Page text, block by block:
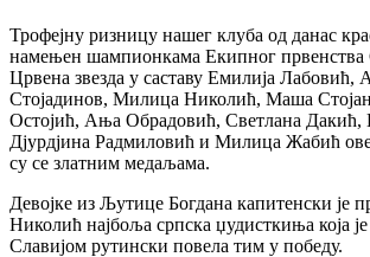
Трофејну ризницу нашег клуба од данас
намењен шампионкама Екипног првенства
Црвена звезда у саставу Емилија Лабовић,
Стојадинов, Милица Николић, Маша
Остојић, Ања Обрадовић, Светлана Дакић,
Дјурдјина Радмиловић и Милица Жабић
су се златним медаљама.
Девојке из Љутице Богдана капитенски је
Николић најбоља српска џудисткиња која
Славијом рутински повела тим у победу.